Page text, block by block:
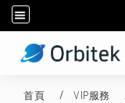
:::
首頁 VIP服務